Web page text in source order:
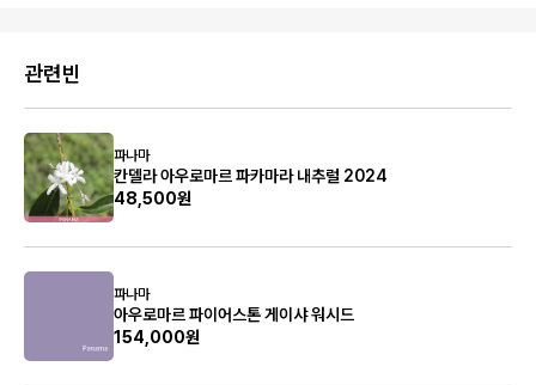
관련빈
파나마
칸델라 아우로마르 파카마라 내추럴 2024
48,500원
파나마
아우로마르 파이어스톤 게이샤 워시드
154,000원